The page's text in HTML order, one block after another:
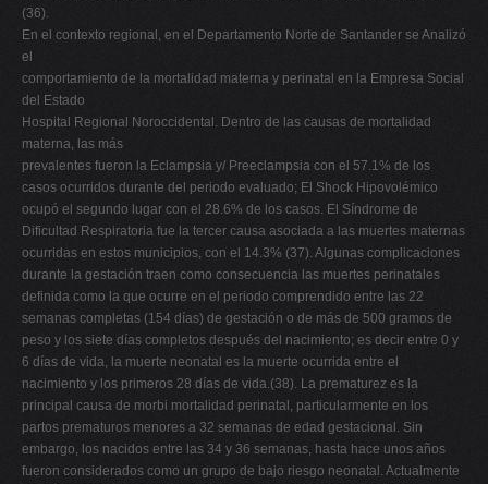
(36).
En el contexto regional, en el Departamento Norte de Santander se Analizó
el
comportamiento de la mortalidad materna y perinatal en la Empresa Social
del Estado
Hospital Regional Noroccidental. Dentro de las causas de mortalidad
materna, las más
prevalentes fueron la Eclampsia y/ Preeclampsia con el 57.1% de los
casos ocurridos durante del periodo evaluado; El Shock Hipovolémico
ocupó el segundo lugar con el 28.6% de los casos. El Síndrome de
Dificultad Respiratoria fue la tercer causa asociada a las muertes maternas
ocurridas en estos municipios, con el 14.3% (37). Algunas complicaciones
durante la gestación traen como consecuencia las muertes perinatales
definida como la que ocurre en el periodo comprendido entre las 22
semanas completas (154 días) de gestación o de más de 500 gramos de
peso y los siete días completos después del nacimiento; es decir entre 0 y
6 días de vida, la muerte neonatal es la muerte ocurrida entre el
nacimiento y los primeros 28 días de vida.(38). La prematurez es la
principal causa de morbi mortalidad perinatal, particularmente en los
partos prematuros menores a 32 semanas de edad gestacional. Sin
embargo, los nacidos entre las 34 y 36 semanas, hasta hace unos años
fueron considerados como un grupo de bajo riesgo neonatal. Actualmente